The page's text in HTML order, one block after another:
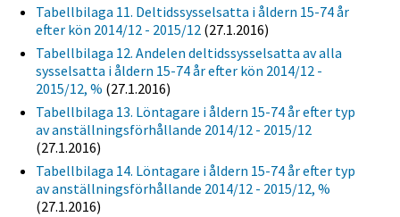
Tabellbilaga 11. Deltidssysselsatta i åldern 15-74 år
efter kön 2014/12 - 2015/12 (27.1.2016)
Tabellbilaga 12. Andelen deltidssysselsatta av alla
sysselsatta i åldern 15-74 år efter kön 2014/12 -
2015/12, % (27.1.2016)
Tabellbilaga 13. Löntagare i åldern 15-74 år efter typ
av anställningsförhållande 2014/12 - 2015/12
(27.1.2016)
Tabellbilaga 14. Löntagare i åldern 15-74 år efter typ
av anställningsförhållande 2014/12 - 2015/12, %
(27.1.2016)